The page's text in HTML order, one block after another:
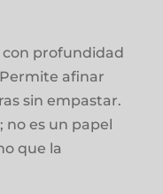
con profundidad
afinar
sin empastar.
no es un papel
que la